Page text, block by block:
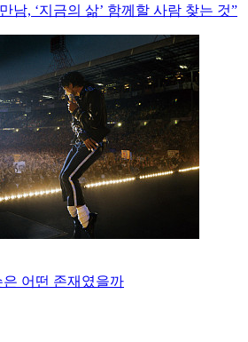
남, ‘지금의 삶’ 함께할 사람 찾는 것”
은 어떤 존재였을까